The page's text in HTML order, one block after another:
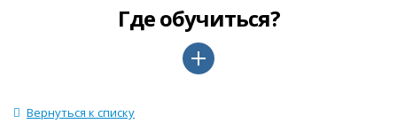
Где обучиться?
Вернуться к списку